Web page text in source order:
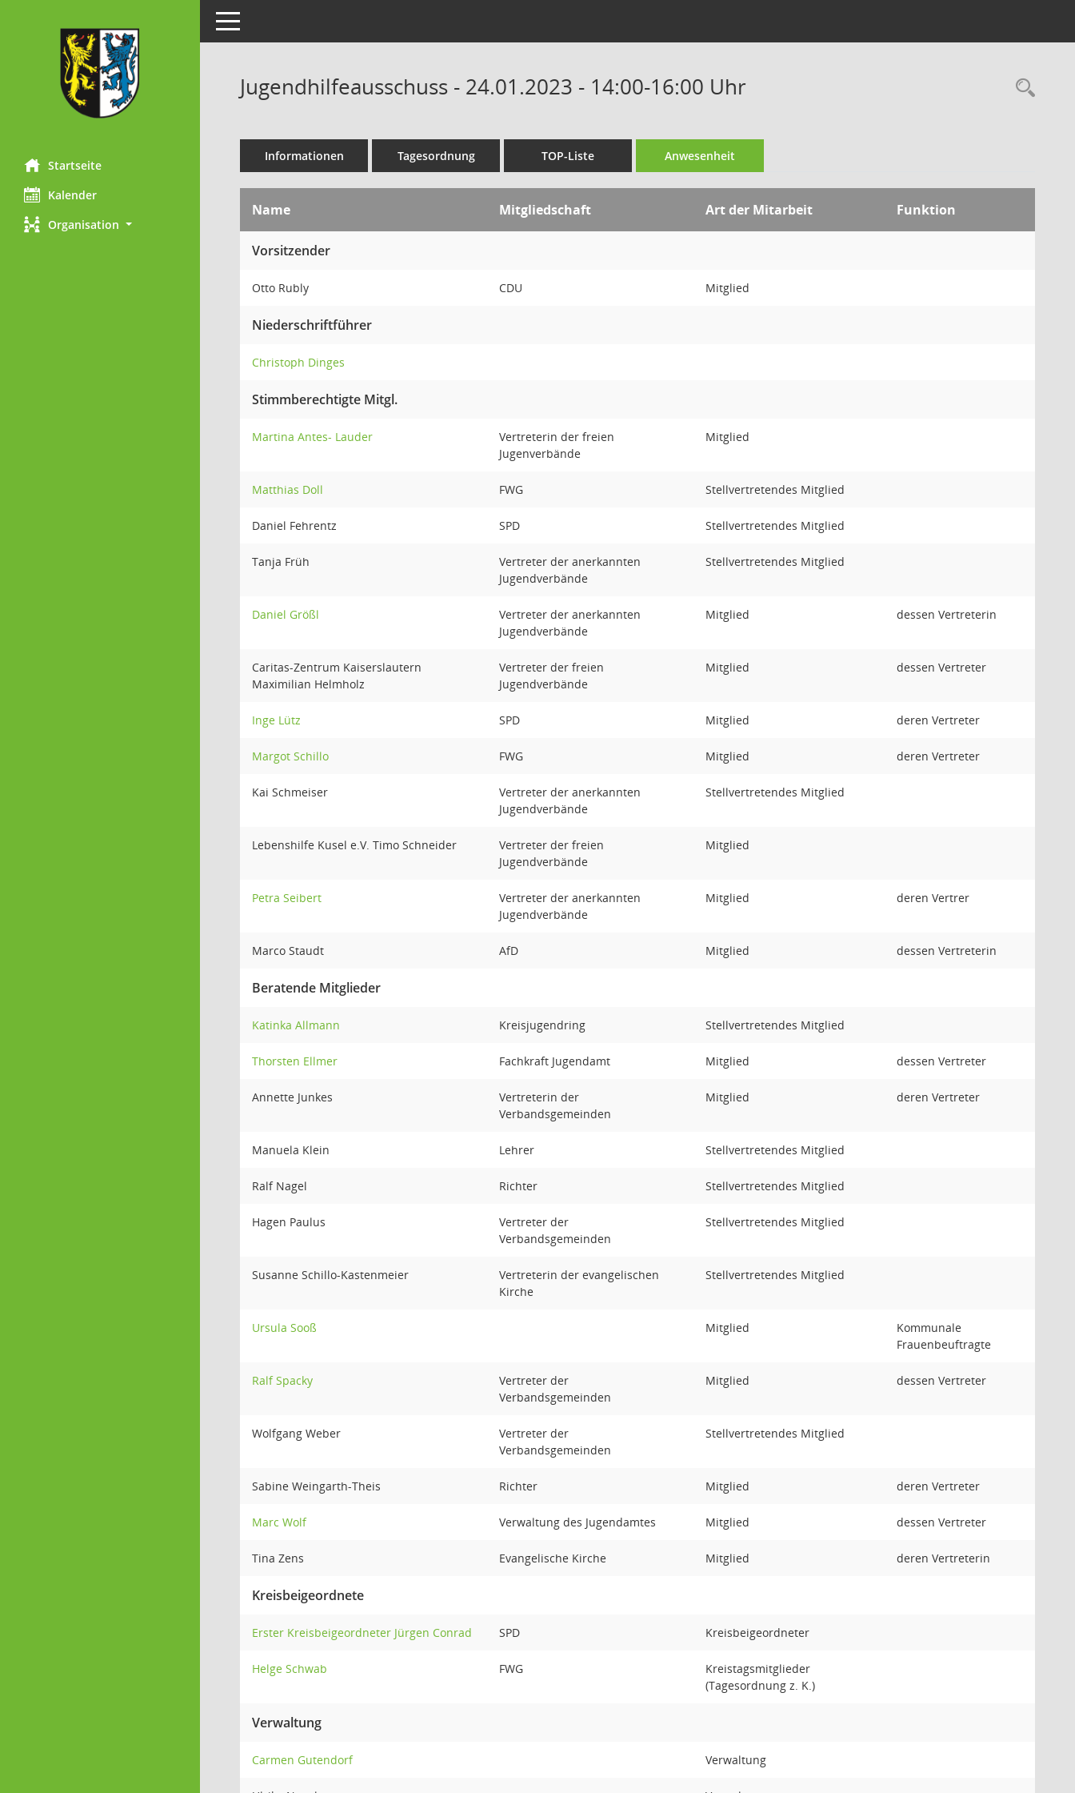
Startseite
Kalender
Organisation
Toggle navigation
Jugendhilfeausschuss - 24.01.2023 - 14:00-16:00 Uhr
Informationen Tagesordnung TOP-Liste Anwesenheit
Name Mitgliedschaft Art der Mitarbeit Funktion
Vorsitzender
Otto Rubly CDU Mitglied
Niederschriftführer
Christoph Dinges
Stimmberechtigte Mitgl.
Martina Antes- Lauder
Vertreterin der freien
Jugenverbände
Mitglied
Matthias Doll FWG Stellvertretendes Mitglied
Daniel Fehrentz SPD Stellvertretendes Mitglied
Tanja Früh
Vertreter der anerkannten
Jugendverbände
Stellvertretendes Mitglied
Daniel Größl
Vertreter der anerkannten
Jugendverbände
Mitglied dessen Vertreterin
Caritas-Zentrum Kaiserslautern
Maximilian Helmholz
Vertreter der freien
Jugendverbände
Mitglied dessen Vertreter
Inge Lütz SPD Mitglied deren Vertreter
Margot Schillo FWG Mitglied deren Vertreter
Kai Schmeiser
Vertreter der anerkannten
Jugendverbände
Stellvertretendes Mitglied
Lebenshilfe Kusel e.V. Timo Schneider
Vertreter der freien
Jugendverbände
Mitglied
Petra Seibert
Vertreter der anerkannten
Jugendverbände
Mitglied deren Vertrer
Marco Staudt AfD Mitglied dessen Vertreterin
Beratende Mitglieder
Katinka Allmann Kreisjugendring Stellvertretendes Mitglied
Thorsten Ellmer Fachkraft Jugendamt Mitglied dessen Vertreter
Annette Junkes
Vertreterin der
Verbandsgemeinden
Mitglied deren Vertreter
Manuela Klein Lehrer Stellvertretendes Mitglied
Ralf Nagel Richter Stellvertretendes Mitglied
Hagen Paulus
Vertreter der
Verbandsgemeinden
Stellvertretendes Mitglied
Susanne Schillo-Kastenmeier
Vertreterin der evangelischen
Kirche
Stellvertretendes Mitglied
Ursula Sooß Mitglied
Kommunale
Frauenbeuftragte
Ralf Spacky
Vertreter der
Verbandsgemeinden
Mitglied dessen Vertreter
Wolfgang Weber
Vertreter der
Verbandsgemeinden
Stellvertretendes Mitglied
Sabine Weingarth-Theis Richter Mitglied deren Vertreter
Marc Wolf Verwaltung des Jugendamtes Mitglied dessen Vertreter
Tina Zens Evangelische Kirche Mitglied deren Vertreterin
Kreisbeigeordnete
Erster Kreisbeigeordneter Jürgen Conrad SPD Kreisbeigeordneter
Helge Schwab FWG
Kreistagsmitglieder
(Tagesordnung z. K.)
Verwaltung
Carmen Gutendorf Verwaltung